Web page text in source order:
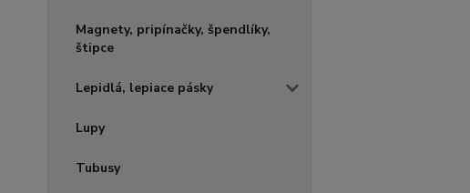
Magnety, pripínačky, špendlíky,
štipce
Lepidlá, lepiace pásky
Lupy
Tubusy